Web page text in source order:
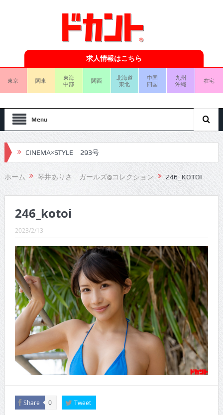
求人情報はこちら
東京 関東
東海
中部
関西
北海道
東北
中国
四国
九州
沖縄
在宅
Menu
CINEMA×STYLE 293号
CINEMA×STYLE 292号
CINEMA×STYLE 291号
CINEMA×STYLE 290号
CINEMA×STYLE 289号
CINEMA×STYLE 288号
CINEMA×STYLE 287号
CINEMA×STYLE 286号
CINEMA×STYLE 285号
CINEMA×STYLE 294号
ホーム 琴井ありさ ガールズ@コレクション 246_KOTOI
246_kotoi
2023/2/13
Share 0 Tweet